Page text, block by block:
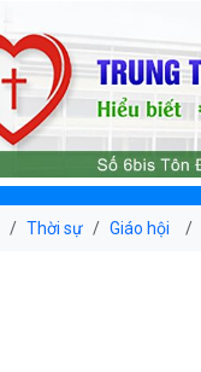
Thời sự Giáo hội